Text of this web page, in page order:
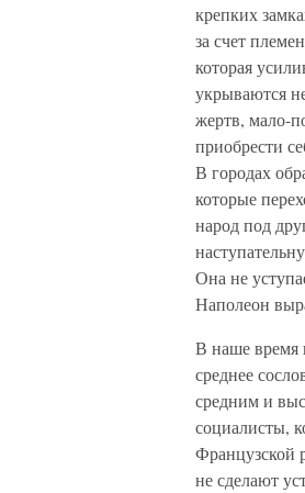
крепких
за счет
которая
укрываются
жертв, мало-
приобрести
В городах
которые
народ под
Она не
Наполеон
В наше время
среднее
средним и
социалисты,
Французской
не сделают